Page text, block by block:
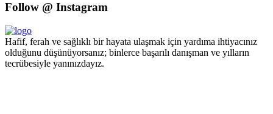
Follow @ Instagram
Hafif, ferah ve sağlıklı bir hayata ulaşmak için yardıma ihtiyacınız
olduğunu düşünüyorsanız; binlerce başarılı danışman ve yılların
tecrübesiyle yanınızdayız.